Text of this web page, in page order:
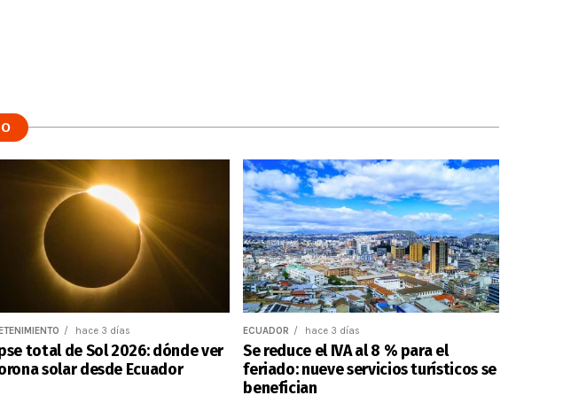
hace 3 días
total de Sol 2026: dónde ver
solar desde Ecuador
ECUADOR hace 3 días
Se reduce el IVA al 8 % para el
feriado: nueve servicios turísticos se
benefician